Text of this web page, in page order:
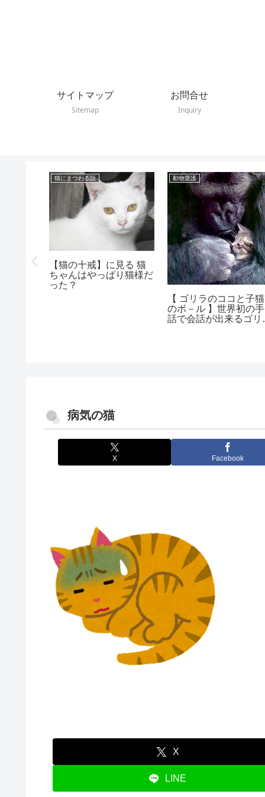
サイトマップ
Sitemap
お問合せ
Inquiry
猫にまつわる話
【猫の十戒】に見る 猫
ちゃんはやっぱり猫様だ
った？
動物愛護
【 ゴリラのココと子猫
のボ－ル 】世界初の手
話で会話が出来るゴリ
病気の猫
X Facebook
X
LINE